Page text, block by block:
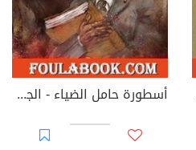
أسطورة حامل الضياء - الجزء الأول